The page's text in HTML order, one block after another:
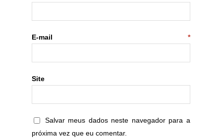
E-mail *
Site
Salvar meus dados neste navegador para a
próxima vez que eu comentar.